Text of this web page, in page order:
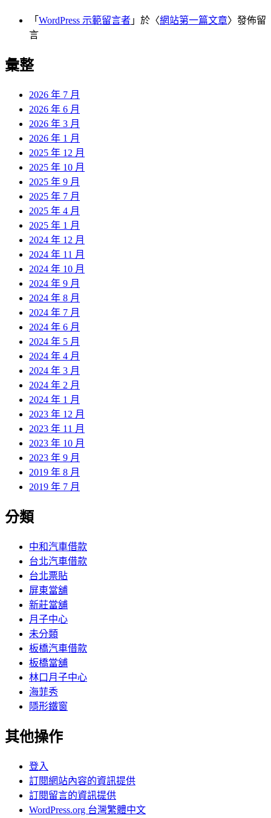
「 WordPress 示範留言者 」於〈網站第一篇文章〉發佈留
言
彙整
2026 年 7 月
2026 年 6 月
2026 年 3 月
2026 年 1 月
2025 年 12 月
2025 年 10 月
2025 年 9 月
2025 年 7 月
2025 年 4 月
2025 年 1 月
2024 年 12 月
2024 年 11 月
2024 年 10 月
2024 年 9 月
2024 年 8 月
2024 年 7 月
2024 年 6 月
2024 年 5 月
2024 年 4 月
2024 年 3 月
2024 年 2 月
2024 年 1 月
2023 年 12 月
2023 年 11 月
2023 年 10 月
2023 年 9 月
2019 年 8 月
2019 年 7 月
分類
中和汽車借款
台北汽車借款
台北票貼
屏東當舖
新莊當舖
月子中心
未分類
板橋汽車借款
板橋當舖
林口月子中心
海菲秀
隱形鐵窗
其他操作
登入
訂閱網站內容的資訊提供
訂閱留言的資訊提供
WordPress.org 台灣繁體中文